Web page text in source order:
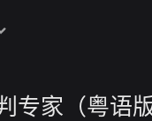
专家（粤语